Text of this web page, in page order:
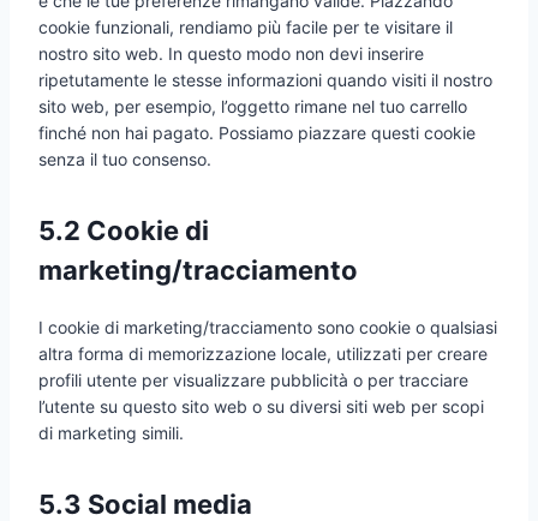
cookie funzionali, rendiamo più facile per te visitare il
nostro sito web. In questo modo non devi inserire
ripetutamente le stesse informazioni quando visiti il nostro
sito web, per esempio, l’oggetto rimane nel tuo carrello
finché non hai pagato. Possiamo piazzare questi cookie
senza il tuo consenso.
5.2 Cookie di
marketing/tracciamento
I cookie di marketing/tracciamento sono cookie o qualsiasi
altra forma di memorizzazione locale, utilizzati per creare
profili utente per visualizzare pubblicità o per tracciare
l’utente su questo sito web o su diversi siti web per scopi
di marketing simili.
5.3 Social media